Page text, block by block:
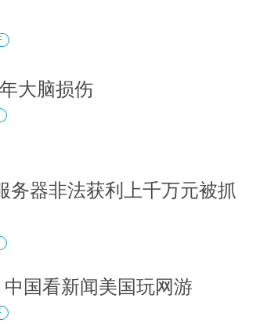
大脑损伤
务器非法获利上千万元被抓
国看新闻美国玩网游